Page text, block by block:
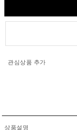
관심상품 추가
상품설명